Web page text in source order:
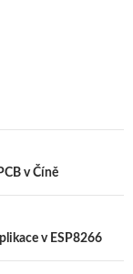
v Číně
v ESP8266